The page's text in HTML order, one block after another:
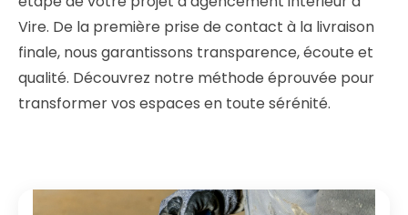
Vire. De la première prise de contact à la livraison
finale, nous garantissons transparence, écoute et
qualité. Découvrez notre méthode éprouvée pour
transformer vos espaces en toute sérénité.